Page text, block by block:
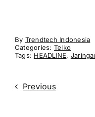
By Trendtech Indonesia
Categories: Telko
Tags: HEADLINE,
Previous